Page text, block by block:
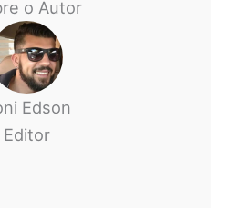
o Autor
Edson
Editor